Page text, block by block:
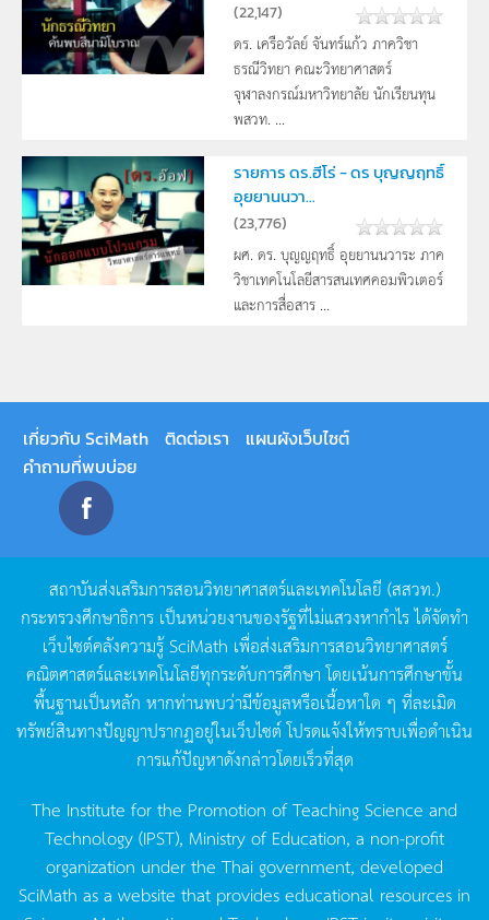
(22,147)
ดร. เครือวัลย์ จันทร์แก้ว ภาควิชา
ธรณีวิทยา คณะวิทยาศาสตร์
จุฬาลงกรณ์มหาวิทยาลัย นักเรียนทุน
พสวท. ...
รายการ ดร.ฮีโร่ - ดร บุญญฤทธิ์
อุยยานนวา...
(23,776)
ผศ. ดร. บุญญฤทธิ์ อุยยานนวาระ ภาค
วิชาเทคโนโลยีสารสนเทศคอมพิวเตอร์
และการสื่อสาร ...
เกี่ยวกับ SciMath ติดต่อเรา
แผนผังเว็บไซต์
คำถามที่พบบ่อย
สถาบันส่งเสริมการสอนวิทยาศาสตร์และเทคโนโลยี (สสวท.)
กระทรวงศึกษาธิการ เป็นหน่วยงานของรัฐที่ไม่แสวงหากำไรได้จัดทำ
เว็บไซต์คลังความรู้SciMath เพื่อส่งเสริมการสอนวิทยาศาสตร์
คณิตศาสตร์และเทคโนโลยีทุกระดับการศึกษา โดยเน้นการศึกษาขั้น
พื้นฐานเป็นหลัก หากท่านพบว่ามีข้อมูลหรือเนื้อหาใด ๆ ที่ละเมิด
ทรัพย์สินทางปัญญาปรากฏอยู่ในเว็บไซต์โปรดแจ้งให้ทราบเพื่อดำเนิน
การแก้ปัญหาดังกล่าวโดยเร็วที่สุด
The Institute for the Promotion of Teaching Science and
Technology (IPST), Ministry of Education, a non-profit
organization under the Thai government, developed
SciMath as a website that provides educational resources in